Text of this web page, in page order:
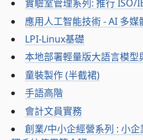
實驗室管理系列: 推行 ISO/
應用人工智能技術 - AI 多媒
LPI-Linux基礎
本地部署輕量版大語言模型
童裝製作 (半截裙)
手語高階
會計文員實務
創業/中小企經營系列 : 小